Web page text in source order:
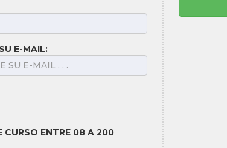
E-MAIL:
CURSO ENTRE 08 A 200